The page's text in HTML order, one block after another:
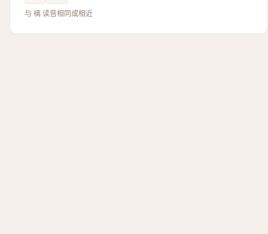
与 褵 读音相同或相近